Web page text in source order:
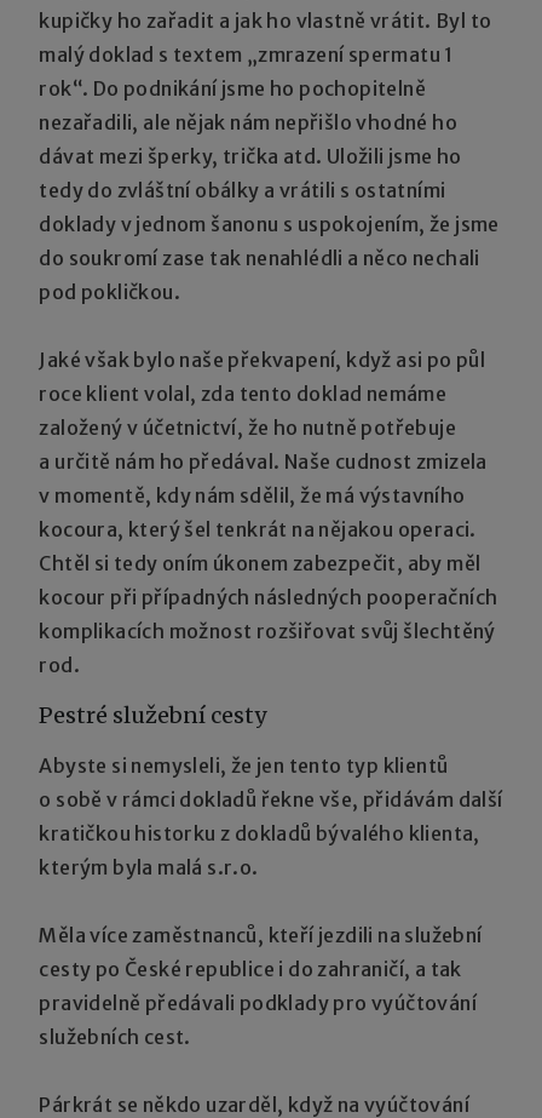
kupičky ho zařadit a jak ho vlastně vrátit. Byl to
malý doklad s textem „zmrazení spermatu 1
rok“. Do podnikání jsme ho pochopitelně
nezařadili, ale nějak nám nepřišlo vhodné ho
dávat mezi šperky, trička atd. Uložili jsme ho
tedy do zvláštní obálky a vrátili s ostatními
doklady v jednom šanonu s uspokojením, že jsme
do soukromí zase tak nenahlédli a něco nechali
pod pokličkou.
Jaké však bylo naše překvapení, když asi po půl
roce klient volal, zda tento doklad nemáme
založený v účetnictví, že ho nutně potřebuje
a určitě nám ho předával. Naše cudnost zmizela
v momentě, kdy nám sdělil, že má výstavního
kocoura, který šel tenkrát na nějakou operaci.
Chtěl si tedy oním úkonem zabezpečit, aby měl
kocour při případných následných pooperačních
komplikacích možnost rozšiřovat svůj šlechtěný
rod.
Pestré služební cesty
Abyste si nemysleli, že jen tento typ klientů
o sobě v rámci dokladů řekne vše, přidávám další
kratičkou historku z dokladů bývalého klienta,
kterým byla malá s.r.o.
Měla více zaměstnanců, kteří jezdili na služební
cesty po České republice i do zahraničí, a tak
pravidelně předávali podklady pro vyúčtování
služebních cest.
Párkrát se někdo uzarděl, když na vyúčtování